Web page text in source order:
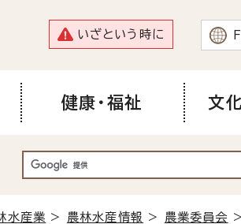
いざという時に
健康・福祉 文
水産業 > 農林水産情報 > 農業委員会